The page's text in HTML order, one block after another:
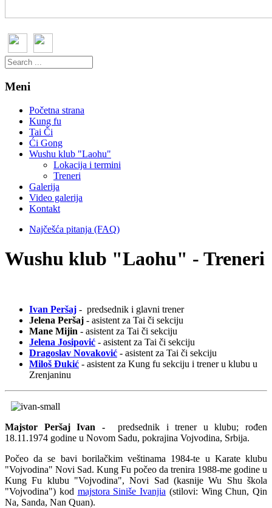
Meni
Početna strana
Kung fu
Tai Či
Ći Gong
Wushu klub "Laohu"
Lokacija i termini
Treneri
Galerija
Video galerija
Kontakt
Najčešća pitanja (FAQ)
Wushu klub "Laohu" - Treneri
Ivan Peršaj - predsednik i glavni trener
Jelena Peršaj - asistent za Tai či sekciju
Mane Mijin - asistent za Tai či sekciju
Jelena Josipović - asistent za Tai či sekciju
Dragoslav Novaković - asistent za Tai či sekciju
Miloš Đukić - asistent za Kung fu sekciju i trener u klubu u
Zrenjaninu
Majstor Peršaj Ivan - predsednik i trener u klubu; rođen
18.11.1974 godine u Novom Sadu, pokrajina Vojvodina, Srbija.
Počeo da se bavi borilačkim veštinama 1984-te u Karate klubu
"Vojvodina" Novi Sad. Kung Fu počeo da trenira 1988-me godine u
Kung Fu klubu "Vojvodina", Novi Sad (kasnije Wu Shu škola
"Vojvodina") kod majstora Siniše Ivanjia (stilovi: Wing Chun, Qin
Na, Sanda, Nan Quan).